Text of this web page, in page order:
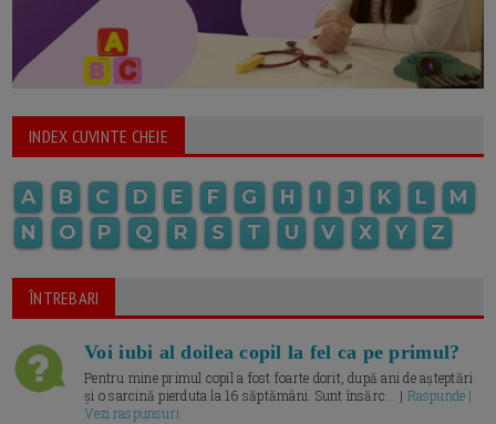
INDEX CUVINTE CHEIE
A B C D E F G H I J K L
M
N
O P Q R S T U V X Y Z
ÎNTREBARI
Voi iubi al doilea copil la fel ca pe primul?
Pentru mine primul copil a fost foarte dorit, după ani de așteptări
și o sarcină pierduta la 16 săptămâni. Sunt însărc... | Raspunde |
Vezi raspunsuri